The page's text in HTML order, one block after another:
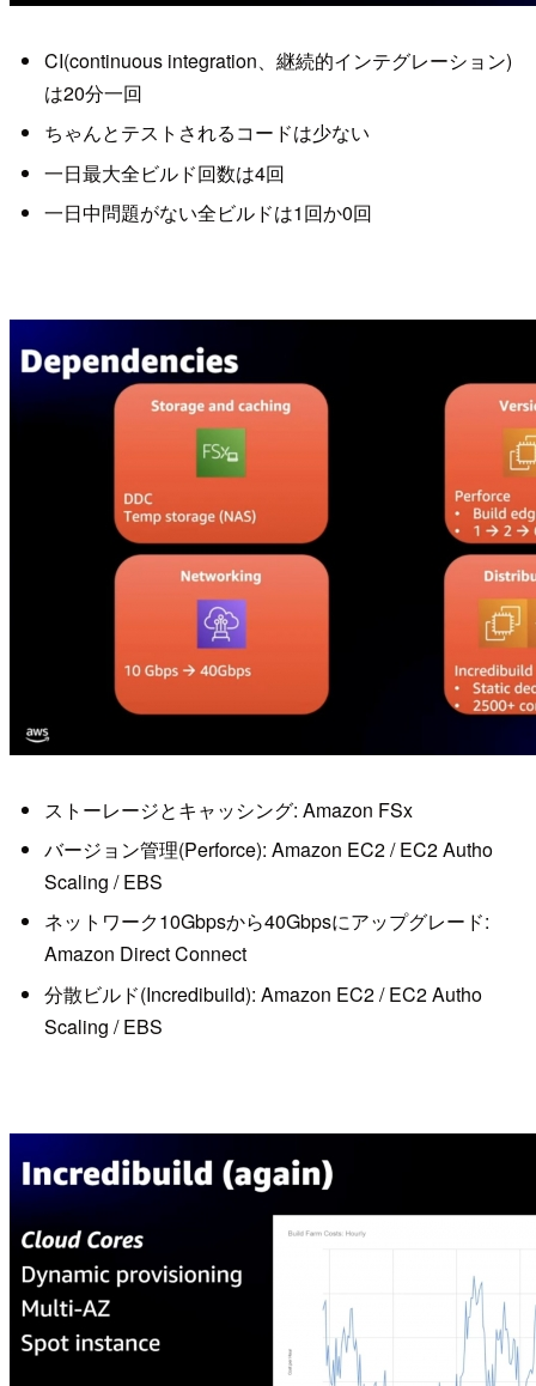
CI(continuous integration、継続的インテグレーション)
は20分一回
ちゃんとテストされるコードは少ない
一日最大全ビルド回数は4回
一日中問題がない全ビルドは1回か0回
ストーレージとキャッシング: Amazon FSx
バージョン管理(Perforce): Amazon EC2 / EC2 Autho
Scaling / EBS
ネットワーク10Gbpsから40Gbpsにアップグレード:
Amazon Direct Connect
分散ビルド(Incredibuild): Amazon EC2 / EC2 Autho
Scaling / EBS